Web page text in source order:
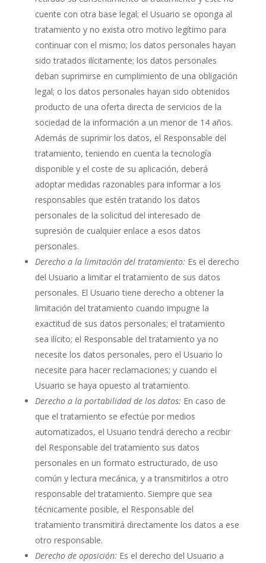
cuente con otra base legal; el Usuario se oponga al
tratamiento y no exista otro motivo legítimo para
continuar con el mismo; los datos personales hayan
sido tratados ilícitamente; los datos personales
deban suprimirse en cumplimiento de una obligación
legal; o los datos personales hayan sido obtenidos
producto de una oferta directa de servicios de la
sociedad de la información a un menor de 14 años.
Además de suprimir los datos, el Responsable del
tratamiento, teniendo en cuenta la tecnología
disponible y el coste de su aplicación, deberá
adoptar medidas razonables para informar a los
responsables que estén tratando los datos
personales de la solicitud del interesado de
supresión de cualquier enlace a esos datos
personales.
Derecho a la limitación del tratamiento: Es el derecho
del Usuario a limitar el tratamiento de sus datos
personales. El Usuario tiene derecho a obtener la
limitación del tratamiento cuando impugne la
exactitud de sus datos personales; el tratamiento
sea ilícito; el Responsable del tratamiento ya no
necesite los datos personales, pero el Usuario lo
necesite para hacer reclamaciones; y cuando el
Usuario se haya opuesto al tratamiento.
Derecho a la portabilidad de los datos: En caso de
que el tratamiento se efectúe por medios
automatizados, el Usuario tendrá derecho a recibir
del Responsable del tratamiento sus datos
personales en un formato estructurado, de uso
común y lectura mecánica, y a transmitirlos a otro
responsable del tratamiento. Siempre que sea
técnicamente posible, el Responsable del
tratamiento transmitirá directamente los datos a ese
otro responsable.
Derecho de oposición: Es el derecho del Usuario a